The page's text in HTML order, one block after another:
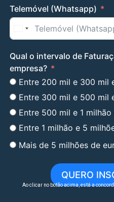
Telemóvel (Whatsapp)
United States +1
Qual o intervalo de
empresa?
Entre 200 mil e 300 mil
Entre 300 mil e 500 mil
Entre 500 mil e 1
Entre 1 milhão e 5
Mais de 5 milhões de
QUERO
Ao clicar no botão acima, está a